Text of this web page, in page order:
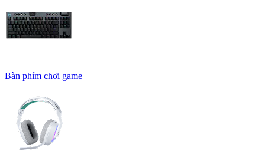
Bàn phím chơi game